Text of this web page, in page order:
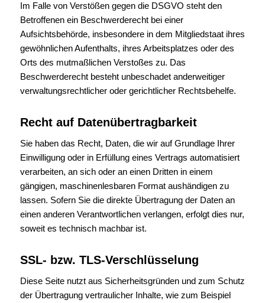
Im Falle von Verstößen gegen die DSGVO steht den
Betroffenen ein Beschwerderecht bei einer
Aufsichtsbehörde, insbesondere in dem Mitgliedstaat ihres
gewöhnlichen Aufenthalts, ihres Arbeitsplatzes oder des
Orts des mutmaßlichen Verstoßes zu. Das
Beschwerderecht besteht unbeschadet anderweitiger
verwaltungsrechtlicher oder gerichtlicher Rechtsbehelfe.
Recht auf Datenübertragbarkeit
Sie haben das Recht, Daten, die wir auf Grundlage Ihrer
Einwilligung oder in Erfüllung eines Vertrags automatisiert
verarbeiten, an sich oder an einen Dritten in einem
gängigen, maschinenlesbaren Format aushändigen zu
lassen. Sofern Sie die direkte Übertragung der Daten an
einen anderen Verantwortlichen verlangen, erfolgt dies nur,
soweit es technisch machbar ist.
SSL- bzw. TLS-Verschlüsselung
Diese Seite nutzt aus Sicherheitsgründen und zum Schutz
der Übertragung vertraulicher Inhalte, wie zum Beispiel